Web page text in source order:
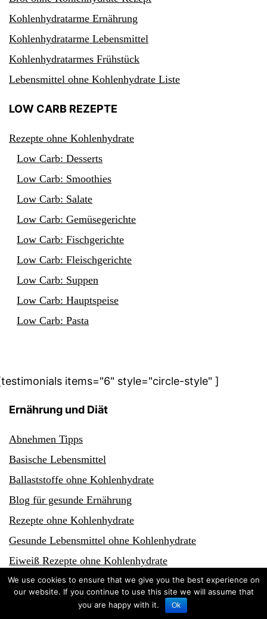
Kohlenhydratarme Ernährung
Kohlenhydratarme Lebensmittel
Kohlenhydratarmes Frühstück
Lebensmittel ohne Kohlenhydrate Liste
LOW CARB REZEPTE
Rezepte ohne Kohlenhydrate
Low Carb: Desserts
Low Carb: Smoothies
Low Carb: Salate
Low Carb: Gemüsegerichte
Low Carb: Fischgerichte
Low Carb: Fleischgerichte
Low Carb: Suppen
Low Carb: Hauptspeise
Low Carb: Pasta
items="6" style="circle-style" ]
Ernährung und Diät
Abnehmen Tipps
Basische Lebensmittel
Ballaststoffe ohne Kohlenhydrate
Blog für gesunde Ernährung
Rezepte ohne Kohlenhydrate
Gesunde Lebensmittel ohne Kohlenhydrate
Eiweiß Rezepte ohne Kohlenhydrate
Diät Rezepte ohne Kohlenhydrat
Kohlenhydratarme Lebensmittel
We use cookies to ensure that we give you the best experience on
our website. If you continue to use this site we will assume that
you are happy with it.
Ok